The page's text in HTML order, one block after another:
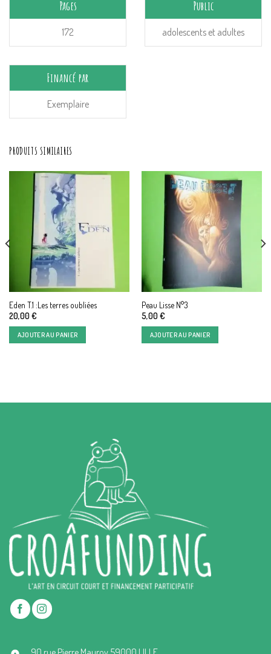
Pages
172
Public
adolescents et adultes
Financé par
Exemplaire
PRODUITS SIMILAIRES
Eden T.1 :Les terres oubliées
20,00€
AJOUTER AU PANIER
Peau Lisse N°3
5,00€
AJOUTER AU PANIER